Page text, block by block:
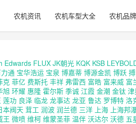
农机资讯 农机车型大全 农机品
Edwards FLUX JK朝光 KQK KSB
通 宝华浩运 宝泉 博嘉蒂 博源金凯 博跃
克 菲亿 费斯托 丰祥 弗雷西 富皓 富来威 富
旭 环耀 惠隆 霍尔斯 季诚 江霞 金潮 金钛
莲功 良泽 临龙 龙事达 龙亚 鲁达 罗博特 洛
本阀天 茸工 润波 润兰德 三洋 上海 上海邦
王 微喷 维柯 维蒙圣菲 温伴 沃达尔 沃德 五